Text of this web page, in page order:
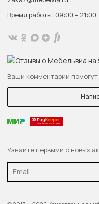
Узнайте первыми о новых
Email
Время работы: 09:00 – 21:00
Ваши комментарии